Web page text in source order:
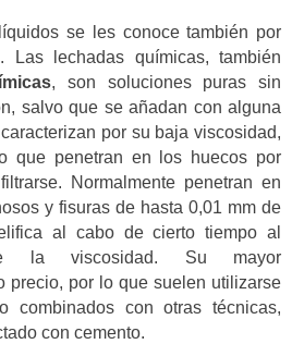
se les conoce también por
. Las lechadas químicas, también
, son soluciones puras sin
salvo que se añadan con alguna
por su baja viscosidad,
que penetran en los huecos por
Normalmente penetran en
y fisuras de hasta 0,01 mm de
al cabo de cierto tiempo al
la viscosidad. Su mayor
precio, por lo que suelen utilizarse
combinados con otras técnicas,
con cemento.